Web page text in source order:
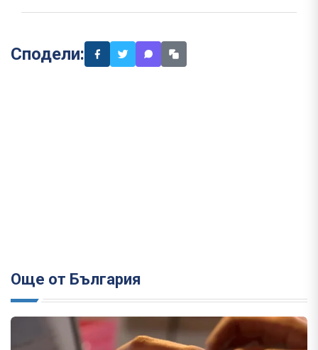
Сподели:
Още от България